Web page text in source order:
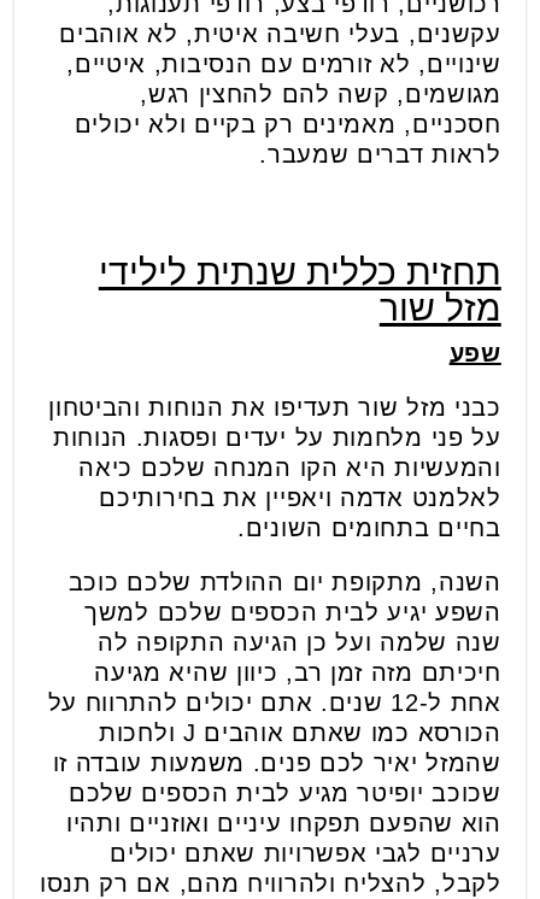
עקשנים, בעלי חשיבה איטית, לא אוהבים
שינויים, לא זורמים עם הנסיבות, איטיים,
מגושמים, קשה להם להחצין רגש,
חסכניים, מאמינים רק בקיים ולא יכולים
לראות דברים שמעבר.
תחזית כללית שנתית לילידי
מזל שור
שפע
כבני מזל שור תעדיפו את הנוחות והביטחון
על פני מלחמות על יעדים ופסגות. הנוחות
והמעשיות היא הקו המנחה שלכם כיאה
לאלמנט אדמה ויאפיין את בחירותיכם
בחיים בתחומים השונים.
השנה, מתקופת יום ההולדת שלכם כוכב
השפע יגיע לבית הכספים שלכם למשך
שנה שלמה ועל כן הגיעה התקופה לה
חיכיתם מזה זמן רב, כיוון שהיא מגיעה
אחת ל-12 שנים. אתם יכולים להתרווח על
הכורסא כמו שאתם אוהבים J ולחכות
שהמזל יאיר לכם פנים. משמעות עובדה זו
שכוכב יופיטר מגיע לבית הכספים שלכם
הוא שהפעם תפקחו עיניים ואוזניים ותהיו
ערניים לגבי אפשרויות שאתם יכולים
לקבל, להצליח ולהרוויח מהם, אם רק תנסו